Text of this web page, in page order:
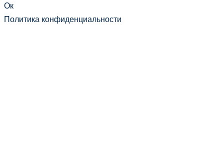
Ок
Политика конфиденциальности